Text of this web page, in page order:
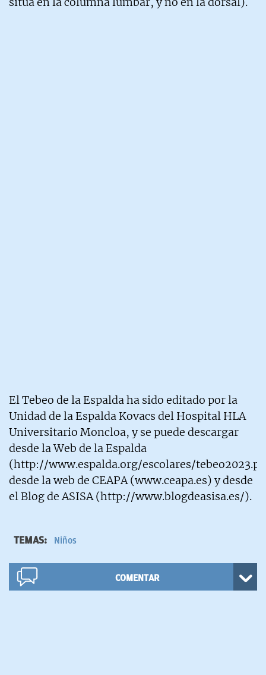
El Tebeo de la Espalda ha sido editado por la
Unidad de la Espalda Kovacs del Hospital HLA
Universitario Moncloa, y se puede descargar
desde la Web de la Espalda
(http://www.espalda.org/escolares/
desde la web de CEAPA (www.ceapa.es) y desde
el Blog de ASISA (http://www.blogdeasisa.es/).
TEMAS: Niños
COMENTAR